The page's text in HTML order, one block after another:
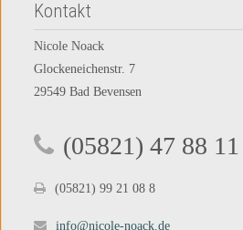
Kontakt
Nicole Noack
Glockeneichenstr. 7
29549 Bad Bevensen
(05821) 47 88 11
(05821) 99 21 08 8
info@nicole-noack.de